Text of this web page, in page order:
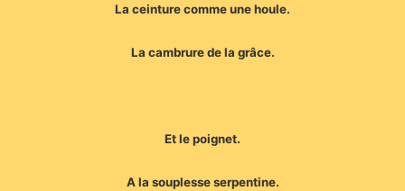
La ceinture comme une houle.
La cambrure de la grâce.
Et le poignet.
A la souplesse serpentine.